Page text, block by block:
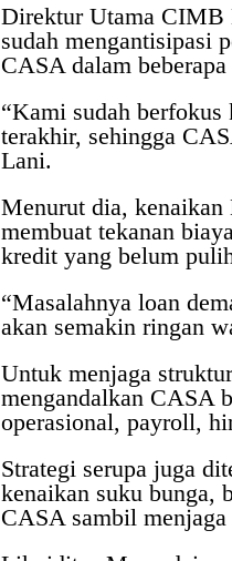
Direktur Utama CIMB
sudah mengantisipasi
CASA dalam
“Kami sudah berfokus
terakhir, sehingga
Lani.
Menurut dia,
membuat tekanan
kredit yang belum
“Masalahnya loan
akan semakin ringan
Untuk menjaga
mengandalkan CASA
operasional, payroll,
Strategi serupa juga
kenaikan suku bunga,
CASA sambil